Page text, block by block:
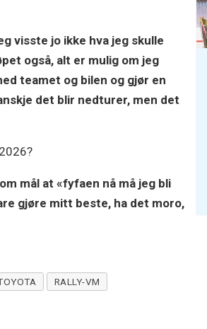
visste jo ikke hva jeg skulle
også, alt er mulig om jeg
teamet og bilen og gjør en
det blir nedturer, men det
mål at «fyfaen nå må jeg bli
gjøre mitt beste, ha det moro,
RALLY-VM